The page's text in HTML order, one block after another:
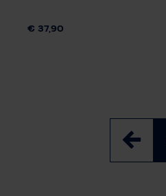
€ 37,90